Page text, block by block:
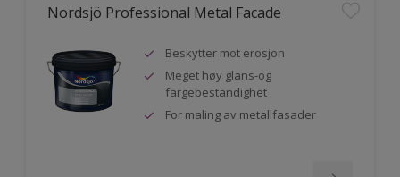
Nordsjö Professional Metal Facade
Beskytter mot erosjon
Meget høy glans-og
fargebestandighet
For maling av metallfasader